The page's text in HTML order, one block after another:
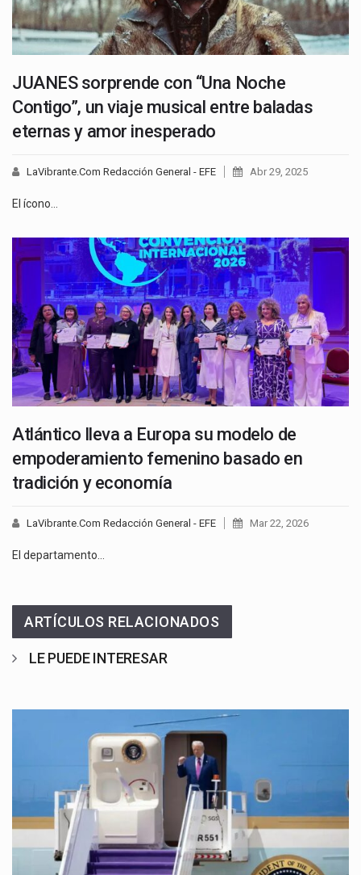
JUANES sorprende con “Una Noche
Contigo”, un viaje musical entre baladas
eternas y amor inesperado
LaVibrante.Com Redacción General - EFE Abr 29, 2025
El ícono…
Atlántico lleva a Europa su modelo de
empoderamiento femenino basado en
tradición y economía
LaVibrante.Com Redacción General - EFE Mar 22, 2026
El departamento…
ARTÍCULOS RELACIONADOS
LE PUEDE INTERESAR